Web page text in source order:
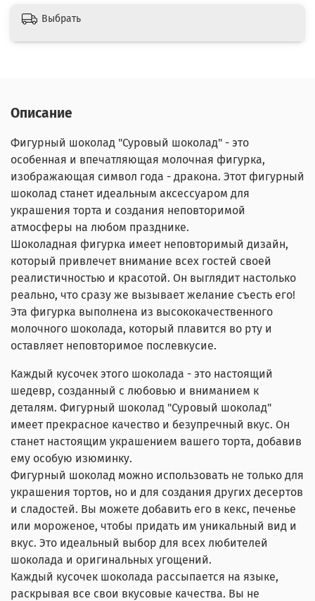
Выбрать
Описание
Фигурный шоколад "Суровый шоколад" - это
особенная и впечатляющая молочная фигурка,
изображающая символ года - дракона. Этот фигурный
шоколад станет идеальным аксессуаром для
украшения торта и создания неповторимой
атмосферы на любом празднике.
Шоколадная фигурка имеет неповторимый дизайн,
который привлечет внимание всех гостей своей
реалистичностью и красотой. Он выглядит настолько
реально, что сразу же вызывает желание съесть его!
Эта фигурка выполнена из высококачественного
молочного шоколада, который плавится во рту и
оставляет неповторимое послевкусие.
Каждый кусочек этого шоколада - это настоящий
шедевр, созданный с любовью и вниманием к
деталям. Фигурный шоколад "Суровый шоколад"
имеет прекрасное качество и безупречный вкус. Он
станет настоящим украшением вашего торта, добавив
ему особую изюминку.
Фигурный шоколад можно использовать не только для
украшения тортов, но и для создания других десертов
и сладостей. Вы можете добавить его в кекс, печенье
или мороженое, чтобы придать им уникальный вид и
вкус. Это идеальный выбор для всех любителей
шоколада и оригинальных угощений.
Каждый кусочек шоколада рассыпается на языке,
раскрывая все свои вкусовые качества. Вы не